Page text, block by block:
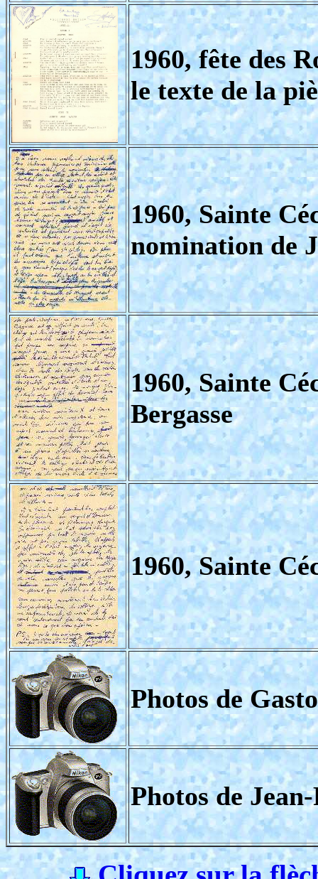
1960, fête des
le texte de la
1960, Sainte
nomination de
1960, Sainte
Bergasse
1960, Sainte
Photos de
Photos de